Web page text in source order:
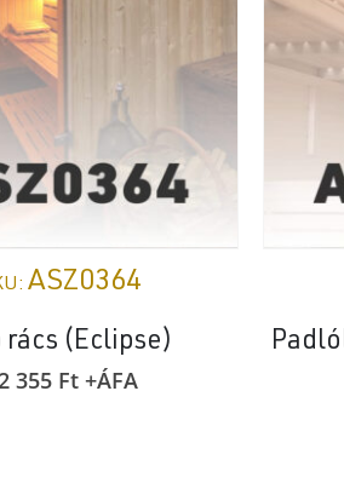
ASZ0364
rács (Eclipse)
355 Ft+ÁFA